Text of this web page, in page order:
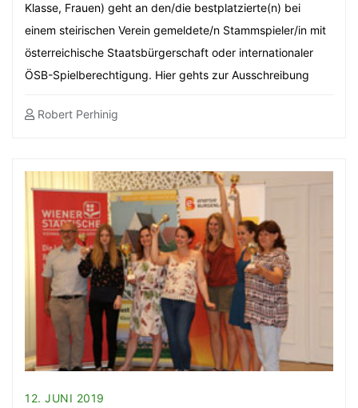
Klasse, Frauen) geht an den/die bestplatzierte(n) bei
einem steirischen Verein gemeldete/n Stammspieler/in mit
österreichische Staatsbürgerschaft oder internationaler
ÖSB-Spielberechtigung. Hier gehts zur Ausschreibung
Robert Perhinig
12. JUNI 2019